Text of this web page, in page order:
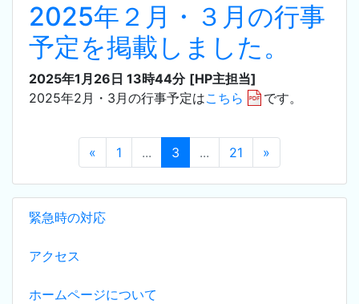
緊急時の対応
アクセス
ホームページについて
2025年２月・３月の行事
予定を掲載しました。
2025年1月26日 13時44分 [HP主担当]
2025年2月・3月の行事予定はこちら です。
« 1 ... 3 ... 21 »